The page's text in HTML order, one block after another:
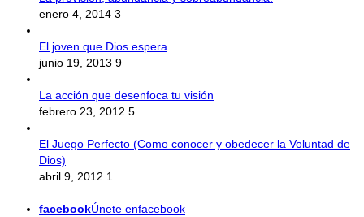
enero 4, 2014 3
El joven que Dios espera
junio 19, 2013 9
La acción que desenfoca tu visión
febrero 23, 2012 5
El Juego Perfecto (Como conocer y obedecer la Voluntad de
Dios)
abril 9, 2012 1
facebookÚnete enfacebook